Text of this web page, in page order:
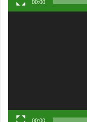
00:00
00:00